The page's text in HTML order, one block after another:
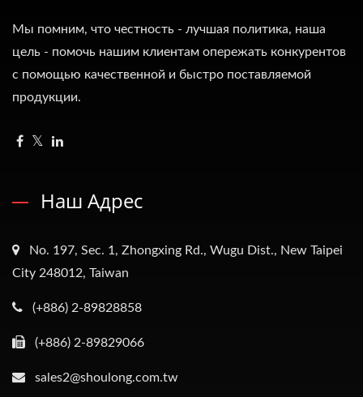
Мы помним, что честность - лучшая политика, наша
цель - помочь нашим клиентам опережать конкурентов
с помощью качественной и быстро поставляемой
продукции.
Наш Адрес
No. 197, Sec. 1, Zhongxing Rd., Wugu Dist., New Taipei
City 248012, Taiwan
(+886) 2-89828858
(+886) 2-89829066
sales2@shoulong.com.tw